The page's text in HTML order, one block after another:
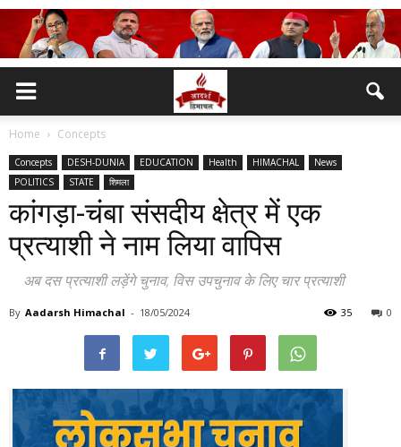
Home Concepts
Concepts DESH-DUNIA EDUCATION Health HIMACHAL
News
POLITICS
STATE शिमला
कांगड़ा-चंबा संसदीय क्षेत्र में एक
प्रत्याशी ने नाम लिया वापिस
अब दस प्रत्याशी लड़ेंगे चुनाव, विस उपचुनाव के लिए चार प्रत्याशी
By Aadarsh Himachal - 18/05/2024 0
35